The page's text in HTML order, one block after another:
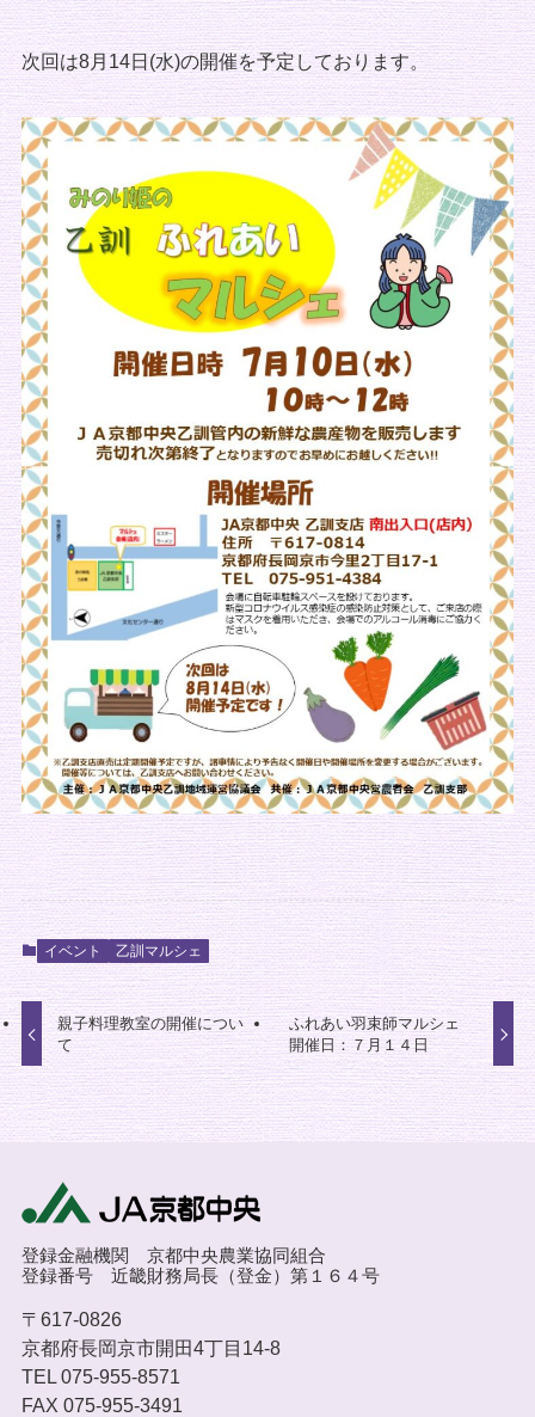
次回は8月14日(水)の開催を予定しております。
イベント 乙訓マルシェ
親子料理教室の開催につい
て
ふれあい羽束師マルシェ
開催日：７月１４日
登録金融機関 京都中央農業協同組合
登録番号 近畿財務局長（登金）第１６４号
〒617-0826
京都府長岡京市開田4丁目14-8
TEL 075-955-8571
FAX 075-955-3491